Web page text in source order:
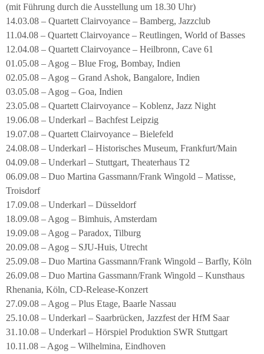
(mit Führung durch die Ausstellung um 18.30 Uhr)
14.03.08 – Quartett Clairvoyance – Bamberg, Jazzclub
11.04.08 – Quartett Clairvoyance – Reutlingen, World of Basses
12.04.08 – Quartett Clairvoyance – Heilbronn, Cave 61
01.05.08 – Agog – Blue Frog, Bombay, Indien
02.05.08 – Agog – Grand Ashok, Bangalore, Indien
03.05.08 – Agog – Goa, Indien
23.05.08 – Quartett Clairvoyance – Koblenz, Jazz Night
19.06.08 – Underkarl – Bachfest Leipzig
19.07.08 – Quartett Clairvoyance – Bielefeld
24.08.08 – Underkarl – Historisches Museum, Frankfurt/Main
04.09.08 – Underkarl – Stuttgart, Theaterhaus T2
06.09.08 – Duo Martina Gassmann/Frank Wingold – Matisse,
Troisdorf
17.09.08 – Underkarl – Düsseldorf
18.09.08 – Agog – Bimhuis, Amsterdam
19.09.08 – Agog – Paradox, Tilburg
20.09.08 – Agog – SJU-Huis, Utrecht
25.09.08 – Duo Martina Gassmann/Frank Wingold – Barfly, Köln
26.09.08 – Duo Martina Gassmann/Frank Wingold – Kunsthaus
Rhenania, Köln, CD-Release-Konzert
27.09.08 – Agog – Plus Etage, Baarle Nassau
25.10.08 – Underkarl – Saarbrücken, Jazzfest der HfM Saar
31.10.08 – Underkarl – Hörspiel Produktion SWR Stuttgart
10.11.08 – Agog – Wilhelmina, Eindhoven